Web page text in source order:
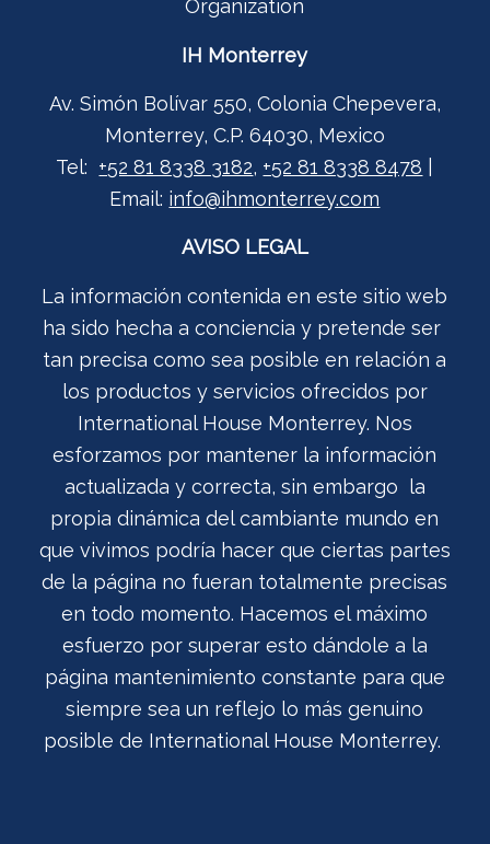
Organization
IH Monterrey
Av. Simón Bolívar 550, Colonia Chepevera,
Monterrey, C.P. 64030, Mexico
Tel: +52 81 8338 3182, +52 81 8338 8478
Email: info@ihmonterrey.com
AVISO LEGAL
La información contenida en este sitio web
ha sido hecha a conciencia y pretende ser
tan precisa como sea posible en relación a
los productos y servicios ofrecidos por
International House Monterrey. Nos
esforzamos por mantener la información
actualizada y correcta, sin embargo la
propia dinámica del cambiante mundo en
que vivimos podría hacer que ciertas partes
de la página no fueran totalmente precisas
en todo momento. Hacemos el máximo
esfuerzo por superar esto dándole a la
página mantenimiento constante para que
siempre sea un reflejo lo más genuino
posible de International House Monterrey.